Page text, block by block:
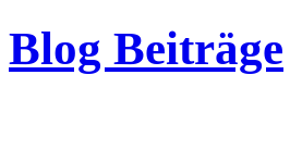
Blog Beiträge